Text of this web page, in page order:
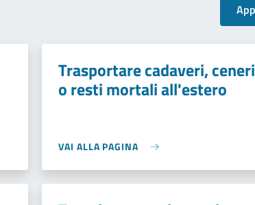
Trasportare cadaveri, ceneri
o resti mortali all'estero
VAI ALLA PAGINA